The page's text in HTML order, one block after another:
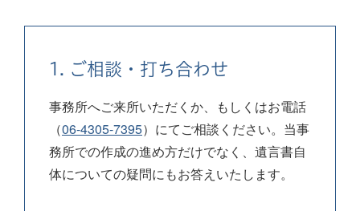
1. ご相談・打ち合わせ
事務所へご来所いただくか、もしくはお電話
（06-4305-7395）にてご相談ください。当事
務所での作成の進め方だけでなく、遺言書自
体についての疑問にもお答えいたします。